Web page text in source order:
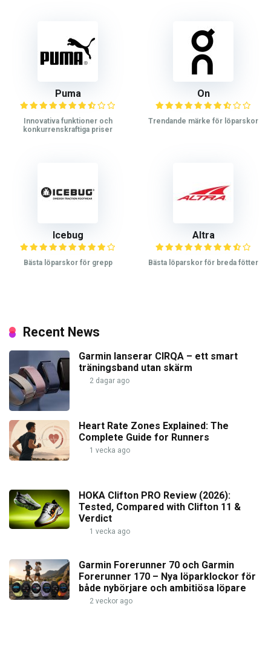
Puma
Innovativa funktioner och
konkurrenskraftiga priser
On
Trendande märke för löparskor
Icebug
Bästa löparskor för grepp
Altra
Bästa löparskor för breda fötter
Recent News
Garmin lanserar CIRQA – ett smart
träningsband utan skärm
2 dagar ago
Heart Rate Zones Explained: The
Complete Guide for Runners
1 vecka ago
HOKA Clifton PRO Review (2026):
Tested, Compared with Clifton 11 &
Verdict
1 vecka ago
Garmin Forerunner 70 och Garmin
Forerunner 170 – Nya löparklockor för
både nybörjare och ambitiösa löpare
2 veckor ago